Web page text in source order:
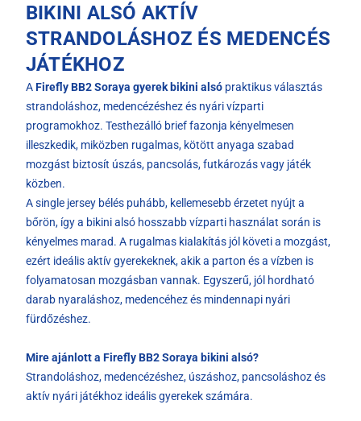
BIKINI ALSÓ AKTÍV
STRANDOLÁSHOZ ÉS MEDENCÉS
JÁTÉKHOZ
AFirefly BB2 Soraya gyerek bikini alsó praktikus választás
strandoláshoz, medencézéshez és nyári vízparti
programokhoz. Testhezálló brief fazonja kényelmesen
illeszkedik, miközben rugalmas, kötött anyaga szabad
mozgást biztosít úszás, pancsolás, futkározás vagy játék
közben.
A single jersey bélés puhább, kellemesebb érzetet nyújt a
bőrön, így a bikini alsó hosszabb vízparti használat során is
kényelmes marad. A rugalmas kialakítás jól követi a mozgást,
ezért ideális aktív gyerekeknek, akik a parton és a vízben is
folyamatosan mozgásban vannak. Egyszerű, jól hordható
darab nyaraláshoz, medencéhez és mindennapi nyári
fürdőzéshez.
Mire ajánlott a Firefly BB2 Soraya bikini alsó?
Strandoláshoz, medencézéshez, úszáshoz, pancsoláshoz és
aktív nyári játékhoz ideális gyerekek számára.